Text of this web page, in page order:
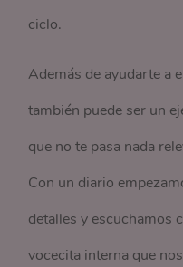
ciclo.
Además de ayudarte a
también puede ser un
que no te pasa nada
Con un diario
detalles y escuchamos
vocecita interna que